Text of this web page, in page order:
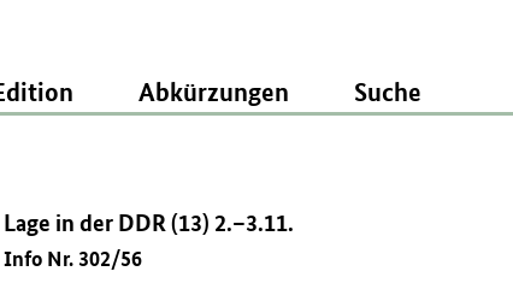
Abkürzungen Suche
Lage in der DDR (13) 2.–3.11.
Info Nr. 302/56